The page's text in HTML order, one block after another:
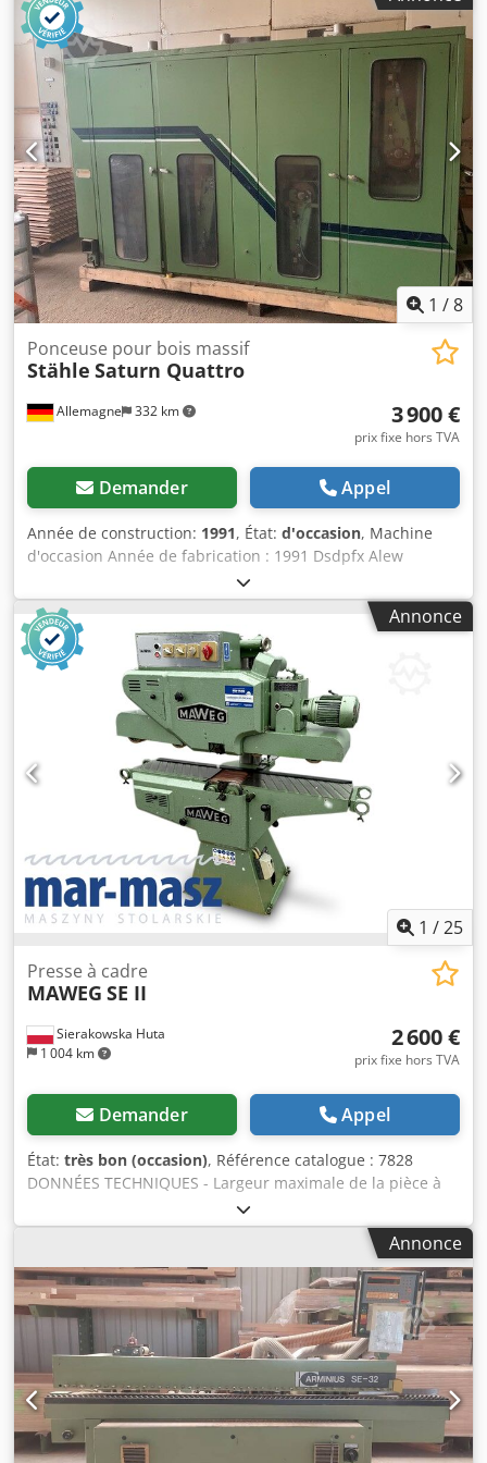
entrepôt de Blomberg - Peut également être monté sur un
convoyeur à rouleaux ou à bande.
1 /8
Allemagne 332 km
Ponceuse pour bois massif
Stähle Saturn Quattro
3 900 €
prix fixe hors TVA
Demander Appel
Année de construction: 1991, État: d'occasion, Machine
d'occasion Année de fabrication : 1991 Dsdpfx Alew
Tfxdodock Avec 4 unités de ponçage Dimensions des
pièces : Épaisseur min. 10 mm max. 150 mm Largeur min.
10 mm max. 180 mm Longueur min. 190 mm max. illimitée
Dimensions de la bande abrasive : 200 x 1800 mm
Raccords d’aspiration 2 raccords d’aspiration de 80 mm 4
raccords d’aspiration de 120 mm Vitesse d’air requise : 30
m/sec. L x l x H : 3400 x 1150 x 1805 mm Poids : 2400 kg
Disponibilité : court terme Lieu de stockage : Odenwald
Annonce
1 /25
Sierakowska Huta
1 004 km
Presse à cadre
MAWEG SE II
2 600 €
prix fixe hors TVA
Demander Appel
État: très bon (occasion), Référence catalogue : 7828
DONNÉES TECHNIQUES - Largeur maximale de la pièce à
usiner : 200 mm - Hauteur maximale de la pièce à usiner :
180 mm - 2 groupes de meulage : - Partie supérieure :
rouleau métallique + galet + rouleau métallique - Partie
inférieure : rouleau métallique + galet + rouleau
métallique - Partie supérieure : - 2 rouleaux de pression,
en caoutchouc, à entraînement - Groupe de meulage -
2 rouleaux de pression, en caoutchouc, à entraînement -
Partie inférieure : - Groupe de meulage - Guidage latéral -
Réglage électrique de la hauteur de meulage : 0,37 kW -
6 types de vitesses d’avance + droite/gauche : 2,25 ; 4,5 ; 9 ;
12,5 ; 18 ; 25 m/min - Moteur d’avance : 0,75 kW - Moteurs
principaux : 2 x 4 kW Dedozp N Eropfx Aldock - Diamètre
Annonce